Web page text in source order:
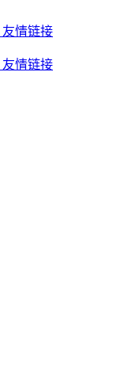
友情链接
友情链接